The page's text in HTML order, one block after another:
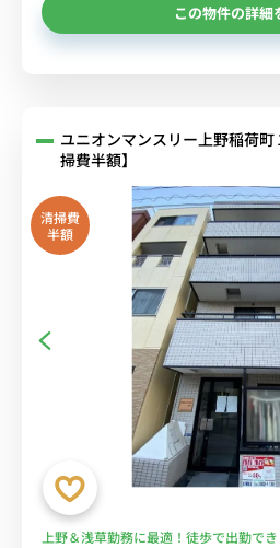
この物件の詳細
ユニオンマンスリー上野稲荷
掃費半額】
清掃費
半額
上野＆浅草勤務に最適！徒歩で出勤で